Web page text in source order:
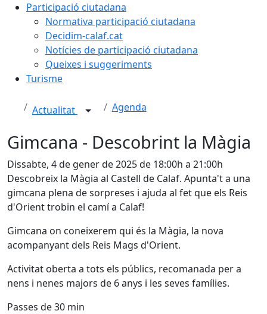
Participació ciutadana
Normativa participació ciutadana
Decidim-calaf.cat
Notícies de participació ciutadana
Queixes i suggeriments
Turisme
Actualitat Agenda
Gimcana - Descobrint la Màgia
Dissabte, 4 de gener de 2025 de 18:00h a 21:00h
Descobreix la Màgia al Castell de Calaf. Apunta't a una
gimcana plena de sorpreses i ajuda al fet que els Reis
d'Orient trobin el camí a Calaf!
Gimcana on coneixerem qui és la Màgia, la nova
acompanyant dels Reis Mags d'Orient.
Activitat oberta a tots els públics, recomanada per a
nens i nenes majors de 6 anys i les seves famílies.
Passes de 30 min